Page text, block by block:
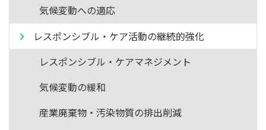
気候変動への適応
レスポンシブル・ケア活動の継続的強化
レスポンシブル・ケアマネジメント
気候変動の緩和
産業廃棄物・汚染物質の排出削減